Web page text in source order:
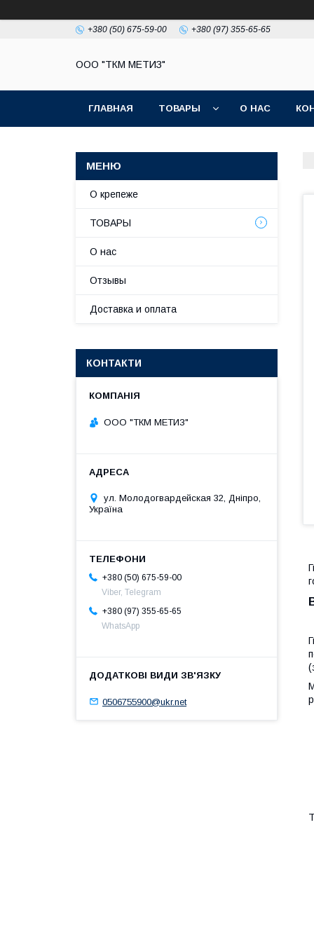
+380 (50) 675-59-00 +380 (97) 355-65-65
ООО "ТКМ МЕТИЗ"
ГЛАВНАЯ ТОВАРЫ О НАС
О крепеже
ТОВАРЫ
О нас
Отзывы
Доставка и оплата
КОНТАКТИ
ООО "ТКМ МЕТИЗ"
ул. Молодогвардейская 32, Дніпро,
Україна
+380 (50) 675-59-00
Viber, Telegram
+380 (97) 355-65-65
WhatsApp
0506755900@ukr.net